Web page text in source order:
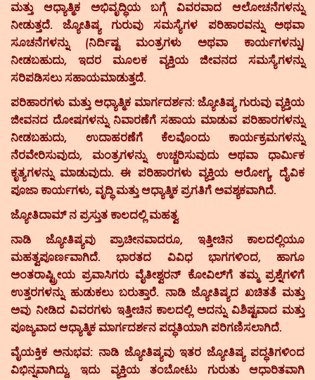
ಮತ್ತು ಆಧ್ಯಾತ್ಮಿಕ ಅಭಿವೃದ್ಧಿಯ ಬಗ್ಗೆ ವಿವರವಾದ ಆಲೋಚನೆಗಳನ್ನು
ನೀಡುತ್ತದೆ. ಜ್ಯೋತಿಷ್ಯ ಗುರುವು ಸಮಸ್ಯೆಗಳ ಪರಿಹಾರವನ್ನು ಅಥವಾ
ಸೂಚನೆಗಳನ್ನು (ನಿರ್ದಿಷ್ಟ ಮಂತ್ರಗಳು ಅಥವಾ ಕಾರ್ಯಗಳನ್ನು)
ನೀಡಬಹುದು, ಇದರ ಮೂಲಕ ವ್ಯಕ್ತಿಯ ಜೀವನದ ಸಮಸ್ಯೆಗಳನ್ನು
ಸರಿಪಡಿಸಲು ಸಹಾಯಮಾಡುತ್ತದೆ.
ಪರಿಹಾರಗಳು ಮತ್ತು ಆಧ್ಯಾತ್ಮಿಕ ಮಾರ್ಗದರ್ಶನ:ಜ್ಯೋತಿಷ್ಯ ಗುರುವು ವ್ಯಕ್ತಿಯ
ಜೀವನದ ದೋಷಗಳನ್ನು ನಿವಾರಣೆಗೆ ಸಹಾಯ ಮಾಡುವ ಪರಿಹಾರಗಳನ್ನು
ನೀಡಬಹುದು, ಉದಾಹರಣೆಗೆ ಕೆಲವೊಂದು ಕಾರ್ಯಕ್ರಮಗಳನ್ನು
ನೆರವೇರಿಸುವುದು, ಮಂತ್ರಗಳನ್ನು ಉಚ್ಚರಿಸುವುದು ಅಥವಾ ಧಾರ್ಮಿಕ
ಕೃತ್ಯಗಳನ್ನು ಮಾಡುವುದು. ಈ ಪರಿಹಾರಗಳು ವ್ಯಕ್ತಿಯ ಆರೋಗ್ಯ, ದೈವಿಕ
ಪೂಜಾ ಕಾರ್ಯಗಳು, ವೃದ್ಧಿ ಮತ್ತು ಆಧ್ಯಾತ್ಮಿಕ ಪ್ರಗತಿಗೆ ಅವಶ್ಯಕವಾಗಿದೆ.
ಜ್ಯೋತಿದಾಮ್ ನ ಪ್ರಸ್ತುತ ಕಾಲದಲ್ಲಿ ಮಹತ್ವ
ನಾಡಿ ಜ್ಯೋತಿಷ್ಯವು ಪ್ರಾಚೀನವಾದರೂ, ಇತ್ತೀಚಿನ ಕಾಲದಲ್ಲಿಯೂ
ಮಹತ್ವಪೂರ್ಣವಾಗಿದೆ. ಭಾರತದ ವಿವಿಧ ಭಾಗಗಳಿಂದ, ಹಾಗೂ
ಅಂತರಾಷ್ಟ್ರೀಯ ಪ್ರವಾಸಿಗರು ವೈತೀಶ್ವರನ್ ಕೋವಿಲ್‌ಗೆ ತಮ್ಮ ಪ್ರಶ್ನೆಗಳಿಗೆ
ಉತ್ತರಗಳನ್ನು ಹುಡುಕಲು ಬರುತ್ತಾರೆ. ನಾಡಿ ಜ್ಯೋತಿಷ್ಯದ ಖಚಿತತೆ ಮತ್ತು
ಅವು ನೀಡಿದ ವಿವರಗಳು ಇತ್ತೀಚಿನ ಕಾಲದಲ್ಲಿ ಅದನ್ನು ವಿಶಿಷ್ಟವಾದ ಮತ್ತು
ಪೂಜ್ಯವಾದ ಆಧ್ಯಾತ್ಮಿಕ ಮಾರ್ಗದರ್ಶನ ಪದ್ಧತಿಯಾಗಿ ಪರಿಗಣಿಸಲಾಗಿದೆ.
ವೈಯಕ್ತಿಕ ಅನುಭವ:ನಾಡಿ ಜ್ಯೋತಿಷ್ಯವು ಇತರ ಜ್ಯೋತಿಷ್ಯ ಪದ್ಧತಿಗಳಿಂದ
ವಿಭಿನ್ನವಾಗಿದ್ದು, ಇದು ವ್ಯಕ್ತಿಯ ತಂಬೋಟು ಗುರುತು ಆಧಾರಿತವಾಗಿ